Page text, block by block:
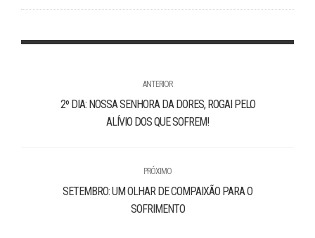
ANTERIOR
2º DIA: NOSSA SENHORA DA DORES, ROGAI PELO
ALÍVIO DOS QUE SOFREM!
PRÓXIMO
SETEMBRO: UM OLHAR DE COMPAIXÃO PARA O
SOFRIMENTO